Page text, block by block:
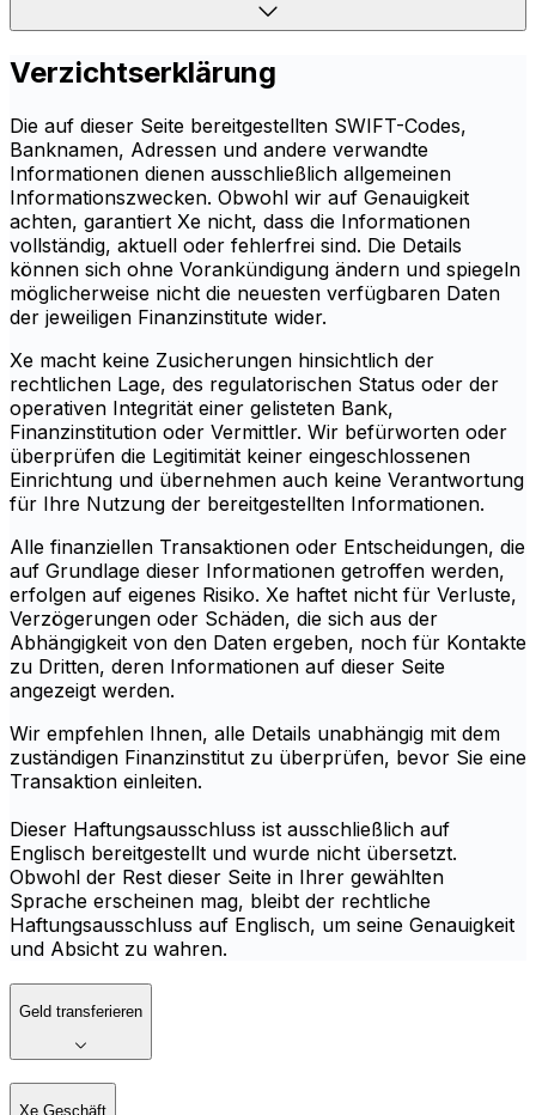
Verzichtserklärung
Die auf dieser Seite bereitgestellten SWIFT-Codes,
Banknamen, Adressen und andere verwandte
Informationen dienen ausschließlich allgemeinen
Informationszwecken. Obwohl wir auf Genauigkeit
achten, garantiert Xe nicht, dass die Informationen
vollständig, aktuell oder fehlerfrei sind. Die Details
können sich ohne Vorankündigung ändern und spiegeln
möglicherweise nicht die neuesten verfügbaren Daten
der jeweiligen Finanzinstitute wider.
Xe macht keine Zusicherungen hinsichtlich der
rechtlichen Lage, des regulatorischen Status oder der
operativen Integrität einer gelisteten Bank,
Finanzinstitution oder Vermittler. Wir befürworten oder
überprüfen die Legitimität keiner eingeschlossenen
Einrichtung und übernehmen auch keine Verantwortung
für Ihre Nutzung der bereitgestellten Informationen.
Alle finanziellen Transaktionen oder Entscheidungen, die
auf Grundlage dieser Informationen getroffen werden,
erfolgen auf eigenes Risiko. Xe haftet nicht für Verluste,
Verzögerungen oder Schäden, die sich aus der
Abhängigkeit von den Daten ergeben, noch für Kontakte
zu Dritten, deren Informationen auf dieser Seite
angezeigt werden.
Wir empfehlen Ihnen, alle Details unabhängig mit dem
zuständigen Finanzinstitut zu überprüfen, bevor Sie eine
Transaktion einleiten.
Dieser Haftungsausschluss ist ausschließlich auf
Englisch bereitgestellt und wurde nicht übersetzt.
Obwohl der Rest dieser Seite in Ihrer gewählten
Sprache erscheinen mag, bleibt der rechtliche
Haftungsausschluss auf Englisch, um seine Genauigkeit
und Absicht zu wahren.
Geld transferieren
Xe Geschäft